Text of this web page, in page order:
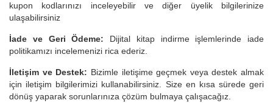
kupon kodlarınızı inceleyebilir ve diğer üyelik bilgilerinize
ulaşabilirsiniz
İade ve Geri Ödeme: Dijital kitap indirme işlemlerinde iade
politikamızı incelemenizi rica ederiz.
İletişim ve Destek: Bizimle iletişime geçmek veya destek almak
için iletişim bilgilerimizi kullanabilirsiniz. Size en kısa sürede geri
dönüş yaparak sorunlarınıza çözüm bulmaya çalışacağız.